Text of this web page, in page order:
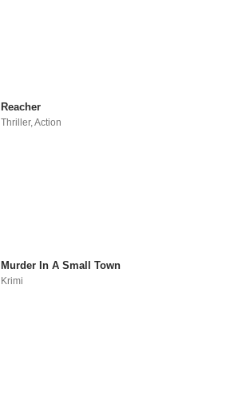
Reacher
Thriller,Action
Murder In A Small Town
Krimi